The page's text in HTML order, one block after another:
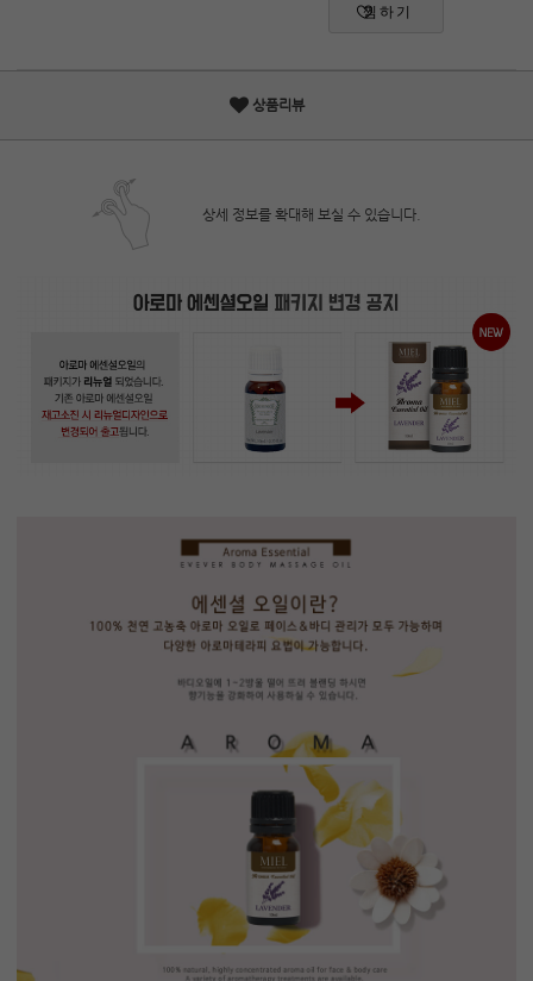
찜하기
상품리뷰
상세 정보를 확대해 보실 수 있습니다.